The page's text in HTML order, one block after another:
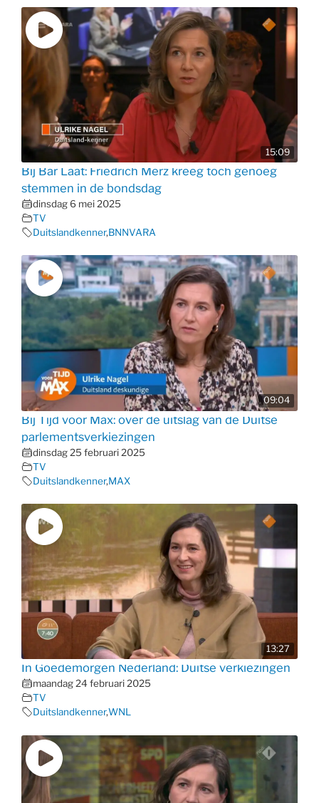
15:09
Bij Bar Laat: Friedrich Merz kreeg toch genoeg
stemmen in de bondsdag
dinsdag 6 mei 2025
TV
Duitslandkenner,BNNVARA
09:04
Bij Tijd voor Max: over de uitslag van de Duitse
parlementsverkiezingen
dinsdag 25 februari 2025
TV
Duitslandkenner,MAX
13:27
In Goedemorgen Nederland: Duitse verkiezingen
maandag 24 februari 2025
TV
Duitslandkenner,WNL